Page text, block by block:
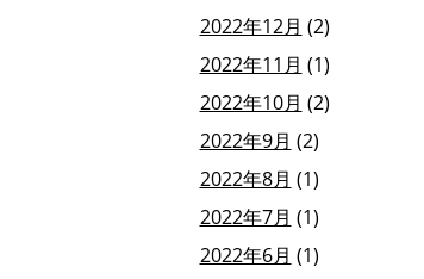
2022年12月 (2)
2022年11月 (1)
2022年10月 (2)
2022年9月 (2)
2022年8月 (1)
2022年7月 (1)
2022年6月 (1)